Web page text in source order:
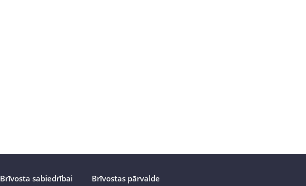
Brīvosta sabiedrībai Brīvostas pārvalde